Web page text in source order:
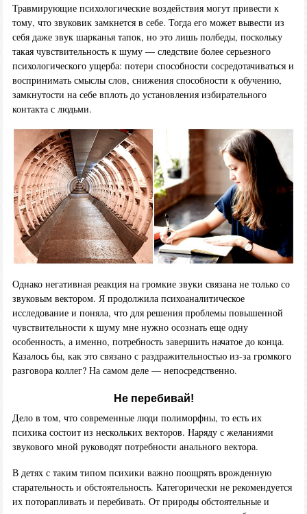
Травмирующие психологические воздействия могут привести к
тому, что звуковик замкнется в себе. Тогда его может вывести из
себя даже звук шарканья тапок, но это лишь полбеды, поскольку
такая чувствительность к шуму — следствие более серьезного
психологического ущерба: потери способности сосредотачиваться и
воспринимать смыслы слов, снижения способности к обучению,
замкнутости на себе вплоть до установления избирательного
контакта с людьми.
Однако негативная реакция на громкие звуки связана не только со
звуковым вектором. Я продолжила психоаналитическое
исследование и поняла, что для решения проблемы повышенной
чувствительности к шуму мне нужно осознать еще одну
особенность, а именно, потребность завершить начатое до конца.
Казалось бы, как это связано с раздражительностью из-за громкого
разговора коллег? На самом деле — непосредственно.
Не перебивай!
Дело в том, что современные люди полиморфны, то есть их
психика состоит из нескольких векторов. Наряду с желаниями
звукового мной руководят потребности анального вектора.
В детях с таким типом психики важно поощрять врожденную
старательность и обстоятельность. Категорически не рекомендуется
их поторапливать и перебивать. От природы обстоятельные и